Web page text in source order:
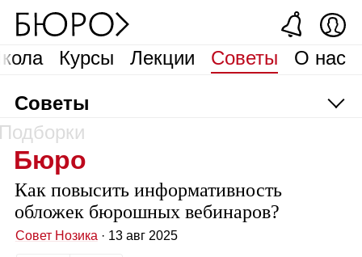
Курсы Лекции Советы О нас
Советы
Бюро
Как повысить информативность
обложек бюрошных вебинаров?
Совет Нозика · 13 авг 2025